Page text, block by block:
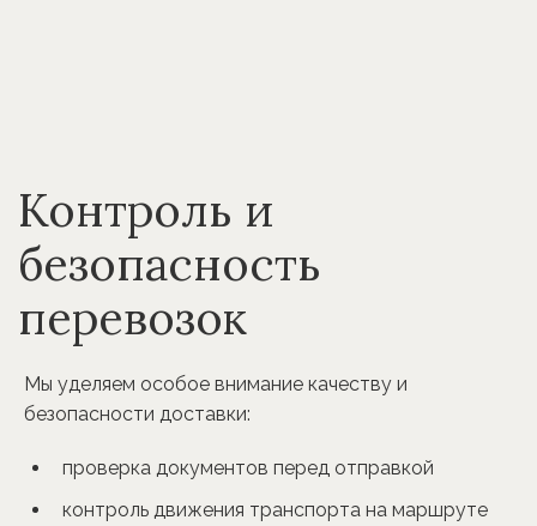
Контроль и
безопасность
перевозок
Мы уделяем особое внимание качеству и
безопасности доставки:
проверка документов перед отправкой
контроль движения транспорта на маршруте